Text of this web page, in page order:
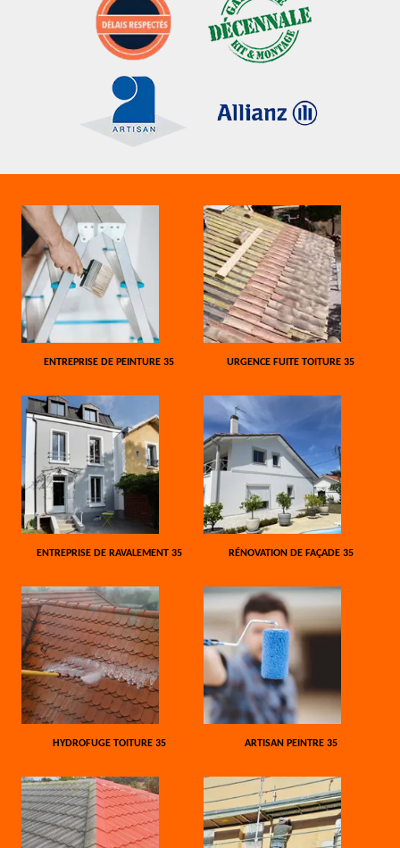
ENTREPRISE DE PEINTURE 35 URGENCE FUITE TOITURE 35
ENTREPRISE DE RAVALEMENT 35 RÉNOVATION DE FAÇADE 35
HYDROFUGE TOITURE 35 ARTISAN PEINTRE 35